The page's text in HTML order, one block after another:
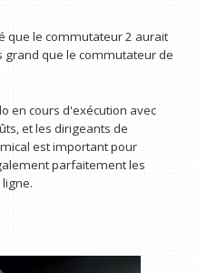
que le commutateur 2 aurait
grand que le commutateur de
en cours d'exécution avec
et les dirigeants de
est important pour
parfaitement les